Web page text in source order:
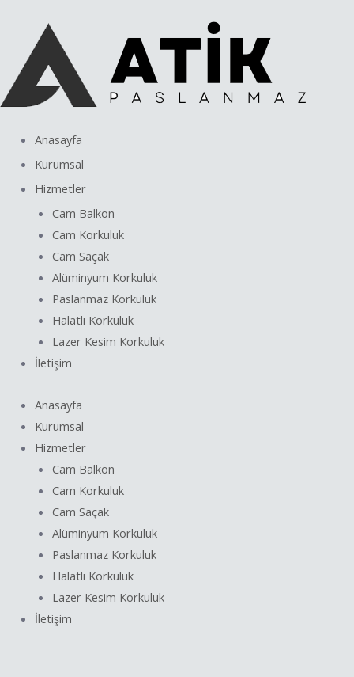
Anasayfa
Kurumsal
Hizmetler
Cam Balkon
Cam Korkuluk
Cam Saçak
Alüminyum Korkuluk
Paslanmaz Korkuluk
Halatlı Korkuluk
Lazer Kesim Korkuluk
İletişim
Anasayfa
Kurumsal
Hizmetler
Cam Balkon
Cam Korkuluk
Cam Saçak
Alüminyum Korkuluk
Paslanmaz Korkuluk
Halatlı Korkuluk
Lazer Kesim Korkuluk
İletişim
dolaşımı